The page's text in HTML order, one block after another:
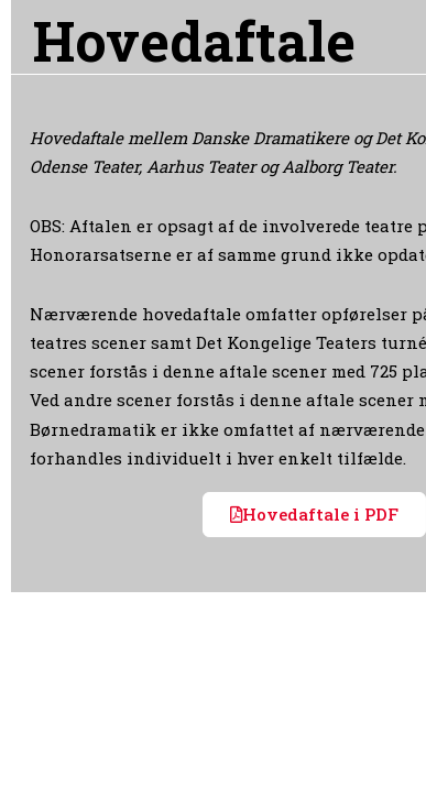
Hovedaftale
Hovedaftale mellem Danske Dramatikere og Det
Odense Teater, Aarhus Teater og Aalborg Teater.
OBS: Aftalen er opsagt af de involverede teatre
Honorarsatserne er af samme grund ikke
Nærværende hovedaftale omfatter opførelser
teatres scener samt Det Kongelige Teaters
scener forstås i denne aftale scener med 725
Ved andre scener forstås i denne aftale scener
Børnedramatik er ikke omfattet af nærværende
forhandles individuelt i hver enkelt tilfælde.
Hovedaftale i PDF